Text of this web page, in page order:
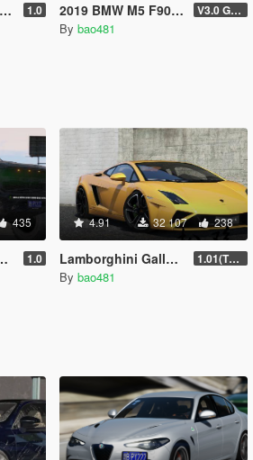
1.0 2019 BMW M5 F90 Competition [Add-On | Template] V3.0 GTAV licence plate
By bao481
435
1.0
4.91 32 107 238
Lamborghini Gallardo LP 560-4 2013 [Add-On] 1.01(The fixed version.)
By bao481